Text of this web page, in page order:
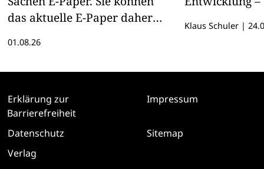
das aktuelle E-Paper daher
01.08.26
Klaus Schuler |
Erklärung zur
Barrierefreiheit
Impressum
Datenschutz
Sitemap
Verlag